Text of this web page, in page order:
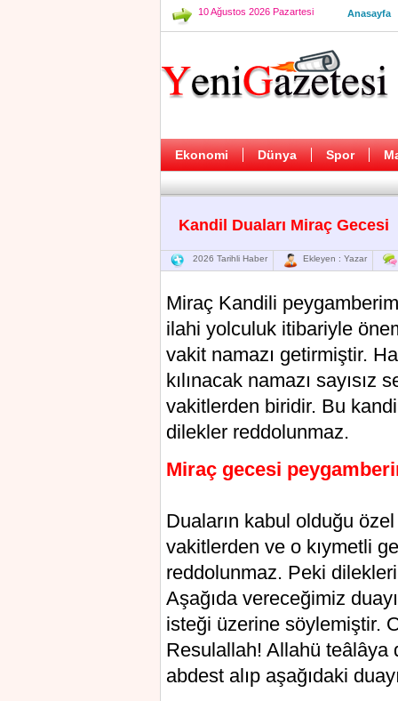
10 Ağustos 2026 Pazartesi Anasayfa
Ekonomi Dünya Spor
Kandil Duaları Miraç Gecesi
2026 Tarihli Haber Ekleyen : Yazar
Miraç Kandili
ilahi yolculuk itibariyle
vakit namazı getirmiştir.
kılınacak namazı
vakitlerden biridir. Bu
dilekler reddolunmaz.
Miraç gecesi
Duaların kabul olduğu
vakitlerden ve o kıymetli
reddolunmaz. Peki
Aşağıda vereceğimiz
isteği üzerine söylemiştir.
Resulallah! Allahü teâlâya
abdest alıp aşağıdaki